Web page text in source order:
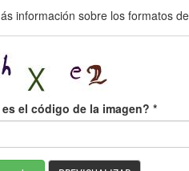
información sobre los formatos
el código de la imagen? *